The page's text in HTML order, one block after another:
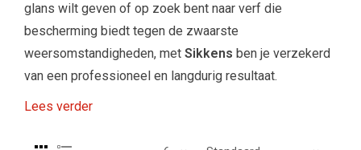
glans wilt geven of op zoek bent naar verf die
bescherming biedt tegen de zwaarste
weersomstandigheden, met Sikkens ben je verzekerd
van een professioneel en langdurig resultaat.
Lees verder